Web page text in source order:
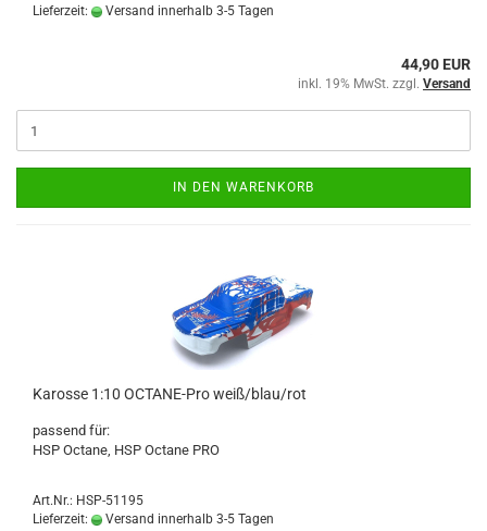
Lieferzeit:
Versand innerhalb 3-5 Tagen
44,90 EUR
inkl. 19% MwSt. zzgl. Versand
IN DEN WARENKORB
Karosse 1:10 OCTANE-Pro weiß/blau/rot
passend für:
HSP Octane, HSP Octane PRO
Art.Nr.: HSP-51195
Lieferzeit:
Versand innerhalb 3-5 Tagen